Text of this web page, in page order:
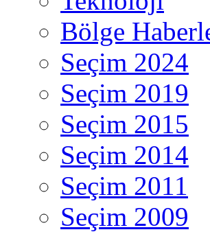
Bölge
Seçim 2024
Seçim 2019
Seçim 2015
Seçim 2014
Seçim 2011
Seçim 2009